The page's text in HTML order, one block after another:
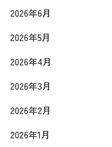
2026年6月
2026年5月
2026年4月
2026年3月
2026年2月
2026年1月